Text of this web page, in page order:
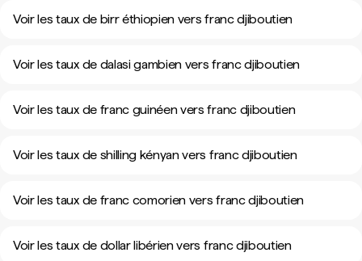
Voir les taux de birr éthiopien vers franc djiboutien
Voir les taux de dalasi gambien vers franc djiboutien
Voir les taux de franc guinéen vers franc djiboutien
Voir les taux de shilling kényan vers franc djiboutien
Voir les taux de franc comorien vers franc djiboutien
Voir les taux de dollar libérien vers franc djiboutien